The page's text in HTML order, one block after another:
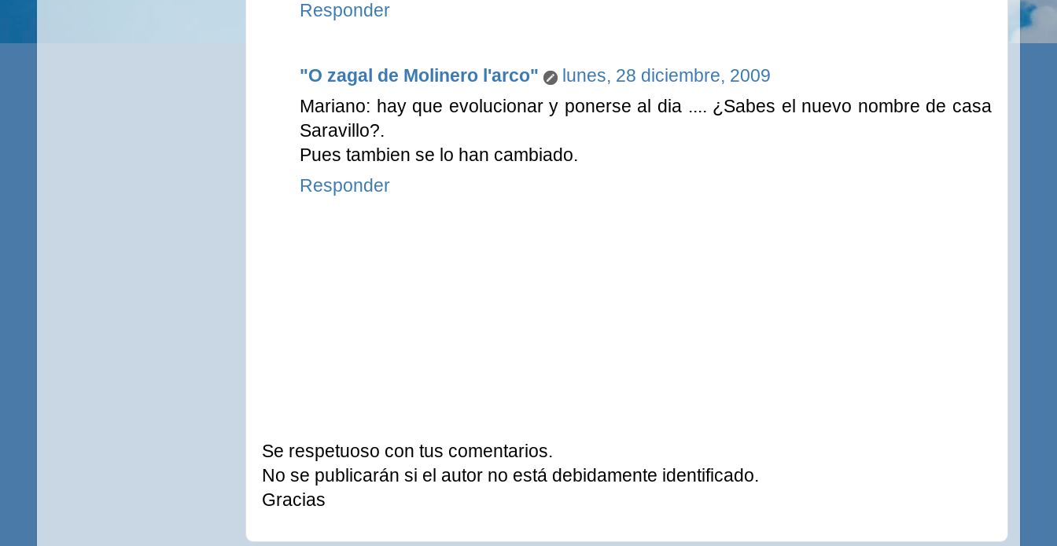
Responder
"O zagal de Molinero l'arco"
lunes, 28 diciembre, 2009
Mariano: hay que evolucionar y ponerse al dia .... ¿Sabes el nuevo nombre de casa
Saravillo?.
Pues tambien se lo han cambiado.
Responder
Se respetuoso con tus comentarios.
No se publicarán si el autor no está debidamente identificado.
Gracias